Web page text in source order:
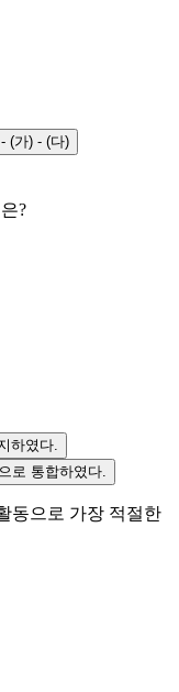
(가) - (다)
?
하였다.
로 통합하였다.
동으로 가장 적절한